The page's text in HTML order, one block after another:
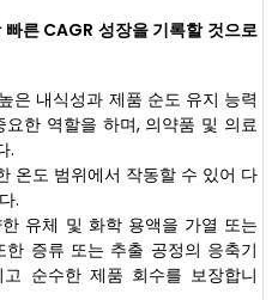
른 CAGR 성장을 기록할 것으로
은 내식성과 제품 순도 유지 능력
한 역할을 하며, 의약품 및 의료
.
온도 범위에서 작동할 수 있어 다
.
유체 및 화학 용액을 가열 또는
증류 또는 추출 공정의 응축기
순수한 제품 회수를 보장합니